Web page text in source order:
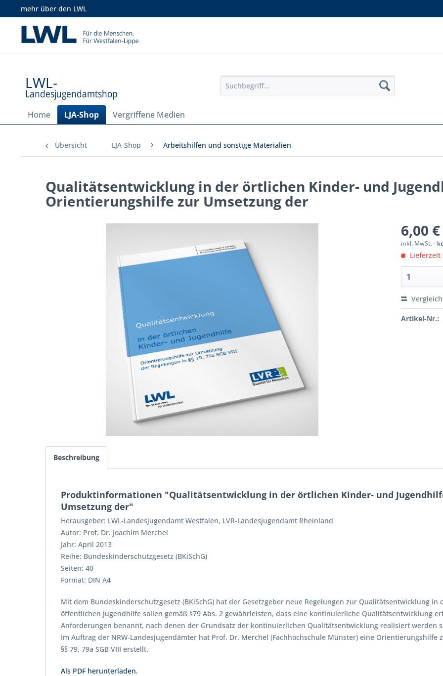
mehr über den LWL
Home LJA-Shop Vergriffene Medien
Übersicht LJA-Shop Arbeitshilfen und sonstige Materialien
Qualitätsentwicklung in der örtlichen Kinder- und
Orientierungshilfe zur Umsetzung der
6,00
inkl. MwSt. -
Lieferzeit
Artikel-Nr.:
Beschreibung
Produktinformationen "Qualitätsentwicklung in der örtlichen Kinder- und
Umsetzung der"
Herausgeber: LWL-Landesjugendamt Westfalen, LVR-Landesjugendamt Rheinland
Autor: Prof. Dr. Joachim Merchel
Jahr: April 2013
Reihe: Bundeskinderschutzgesetz (BKiSchG)
Seiten: 40
Format: DIN A4
Mit dem Bundeskinderschutzgesetz (BKiSchG) hat der Gesetzgeber neue Regelungen zur Qualitätsentwicklung in
öffentlichen Jugendhilfe sollen gemäß §79 Abs. 2 gewährleisten, dass eine kontinuierliche Qualitätsentwicklung
Anforderungen benannt, nach denen der Grundsatz der kontinuierlichen Qualitätsentwicklung realisiert werden
Im Auftrag der NRW-Landesjugendämter hat Prof. Dr. Merchel (Fachhochschule Münster) eine Orientierungshilfe
§§ 79, 79a SGB VIII erstellt.
Als PDF herunterladen.